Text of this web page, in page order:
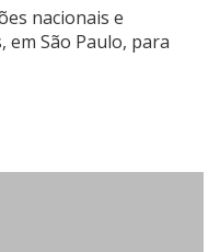
nacionais e
São Paulo, para